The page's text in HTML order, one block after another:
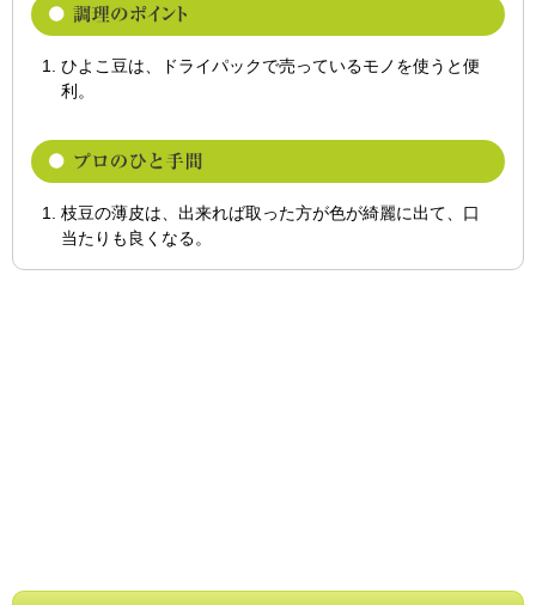
ひよこ豆は、ドライパックで売っているモノを使うと便
利。
枝豆の薄皮は、出来れば取った方が色が綺麗に出て、口
当たりも良くなる。